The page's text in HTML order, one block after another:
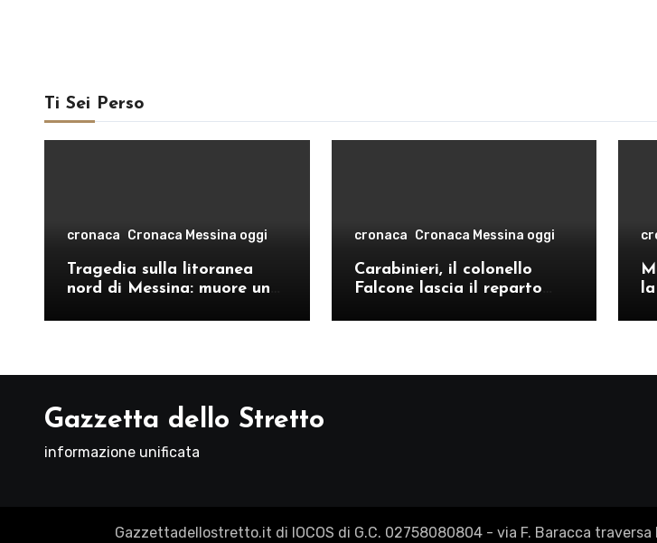
Ti Sei Perso
cronaca Cronaca Messina oggi
Tragedia sulla litoranea
nord di Messina: muore un
cronaca Cronaca Messina oggi
Carabinieri, il colonello
Falcone lascia il reparto
comando provinciale di
Gazzetta dello Stretto
informazione unificata
Gazzettadellostretto.it di IOCOS di G.C. 02758080804 - via F. Baracca traversa